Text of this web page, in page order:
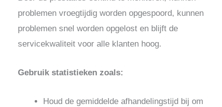
problemen vroegtijdig worden opgespoord, kunnen
problemen snel worden opgelost en blijft de
servicekwaliteit voor alle klanten hoog.
Gebruik statistieken zoals:
Houd de gemiddelde afhandelingstijd bij om